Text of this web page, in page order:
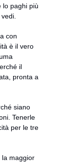
lo paghi più
con
è il vero
il
pronta a
siano
Tenerle
per le tre
la maggior